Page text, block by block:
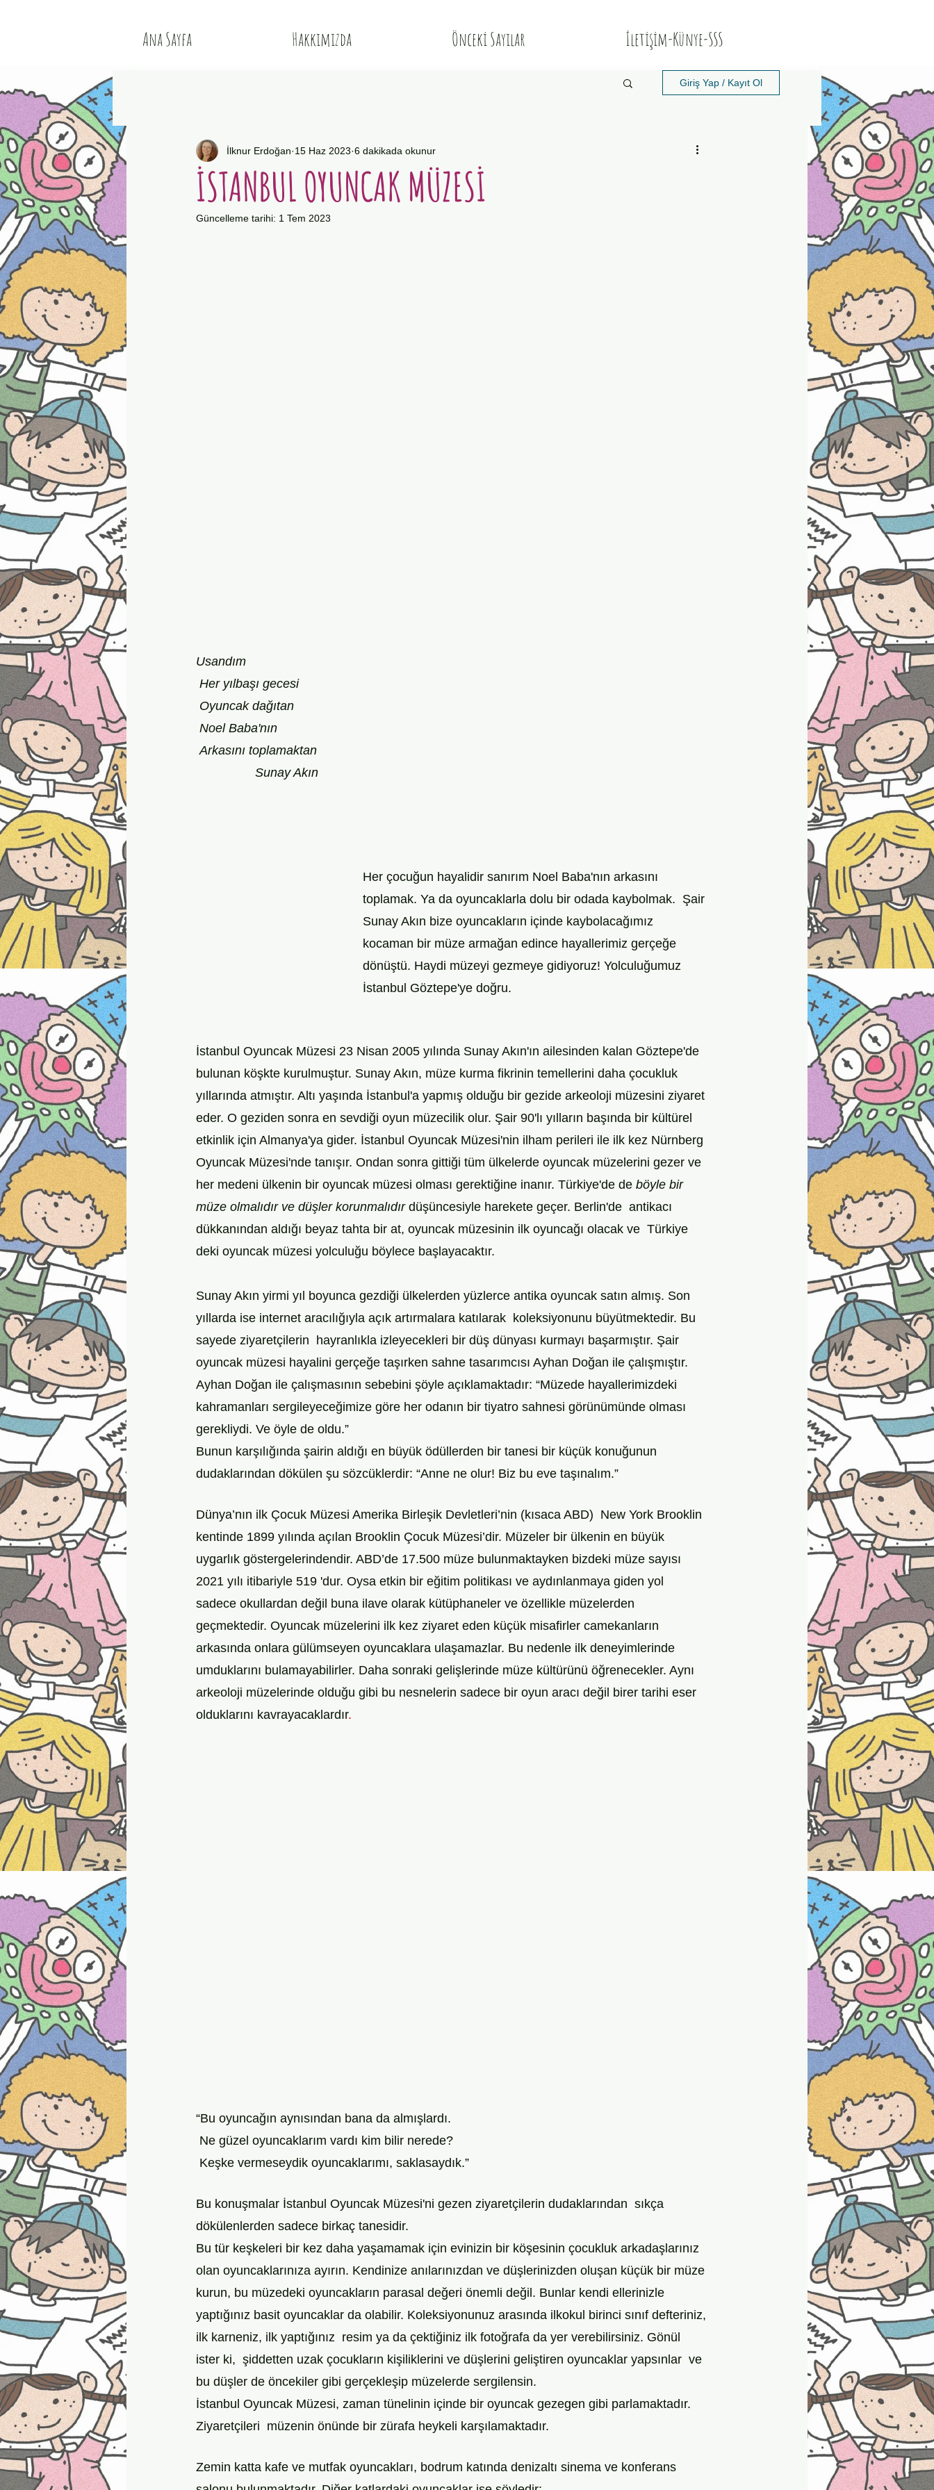
Ana Sayfa Hakkımızda Önceki Sayılar İletişim-Künye-SSS
Giriş Yap / Kayıt Ol
İSTANBUL OYUNCAK MÜZESİ
İlknur Erdoğan 15 Haz 2023 6 dakikada okunur
Güncelleme tarihi: 1 Tem 2023
Usandım
Her yılbaşı gecesi
Oyuncak dağıtan
Noel Baba'nın
Arkasını toplamaktan
                 Sunay Akın
Her çocuğun hayalidir sanırım Noel Baba'nın arkasını
toplamak. Ya da oyuncaklarla dolu bir odada kaybolmak.  Şair
Sunay Akın bize oyuncakların içinde kaybolacağımız
kocaman bir müze armağan edince hayallerimiz gerçeğe
dönüştü. Haydi müzeyi gezmeye gidiyoruz! Yolculuğumuz
İstanbul Göztepe'ye doğru.
İstanbul Oyuncak Müzesi 23 Nisan 2005 yılında Sunay Akın'ın ailesinden kalan Göztepe'de
bulunan köşkte kurulmuştur. Sunay Akın, müze kurma fikrinin temellerini daha çocukluk
yıllarında atmıştır. Altı yaşında İstanbul'a yapmış olduğu bir gezide arkeoloji müzesini ziyaret
eder. O geziden sonra en sevdiği oyun müzecilik olur. Şair 90'lı yılların başında bir kültürel
etkinlik için Almanya'ya gider. İstanbul Oyuncak Müzesi'nin ilham perileri ile ilk kez Nürnberg
Oyuncak Müzesi'nde tanışır. Ondan sonra gittiği tüm ülkelerde oyuncak müzelerini gezer ve
her medeni ülkenin bir oyuncak müzesi olması gerektiğine inanır. Türkiye'de de böyle bir
müze olmalıdır ve düşler korunmalıdır düşüncesiyle harekete geçer. Berlin'de  antikacı
dükkanından aldığı beyaz tahta bir at, oyuncak müzesinin ilk oyuncağı olacak ve  Türkiye
deki oyuncak müzesi yolculuğu böylece başlayacaktır.
Sunay Akın yirmi yıl boyunca gezdiği ülkelerden yüzlerce antika oyuncak satın almış. Son
yıllarda ise internet aracılığıyla açık artırmalara katılarak  koleksiyonunu büyütmektedir. Bu
sayede ziyaretçilerin  hayranlıkla izleyecekleri bir düş dünyası kurmayı başarmıştır. Şair
oyuncak müzesi hayalini gerçeğe taşırken sahne tasarımcısı Ayhan Doğan ile çalışmıştır.
Ayhan Doğan ile çalışmasının sebebini şöyle açıklamaktadır: “Müzede hayallerimizdeki
kahramanları sergileyeceğimize göre her odanın bir tiyatro sahnesi görünümünde olması
gerekliydi. Ve öyle de oldu.”
Bunun karşılığında şairin aldığı en büyük ödüllerden bir tanesi bir küçük konuğunun
dudaklarından dökülen şu sözcüklerdir: “Anne ne olur! Biz bu eve taşınalım.”
Dünya’nın ilk Çocuk Müzesi Amerika Birleşik Devletleri’nin (kısaca ABD)  New York Brooklin
kentinde 1899 yılında açılan Brooklin Çocuk Müzesi’dir. Müzeler bir ülkenin en büyük
uygarlık göstergelerindendir. ABD’de 17.500 müze bulunmaktayken bizdeki müze sayısı
2021 yılı itibariyle 519 'dur. Oysa etkin bir eğitim politikası ve aydınlanmaya giden yol
sadece okullardan değil buna ilave olarak kütüphaneler ve özellikle müzelerden
geçmektedir. Oyuncak müzelerini ilk kez ziyaret eden küçük misafirler camekanların
arkasında onlara gülümseyen oyuncaklara ulaşamazlar. Bu nedenle ilk deneyimlerinde
umduklarını bulamayabilirler. Daha sonraki gelişlerinde müze kültürünü öğrenecekler. Aynı
arkeoloji müzelerinde olduğu gibi bu nesnelerin sadece bir oyun aracı değil birer tarihi eser
olduklarını kavrayacaklardır.
“Bu oyuncağın aynısından bana da almışlardı.
Ne güzel oyuncaklarım vardı kim bilir nerede?
Keşke vermeseydik oyuncaklarımı, saklasaydık.”
Bu konuşmalar İstanbul Oyuncak Müzesi'ni gezen ziyaretçilerin dudaklarından  sıkça
dökülenlerden sadece birkaç tanesidir.
Bu tür keşkeleri bir kez daha yaşamamak için evinizin bir köşesinin çocukluk arkadaşlarınız
olan oyuncaklarınıza ayırın. Kendinize anılarınızdan ve düşlerinizden oluşan küçük bir müze
kurun, bu müzedeki oyuncakların parasal değeri önemli değil. Bunlar kendi ellerinizle
yaptığınız basit oyuncaklar da olabilir. Koleksiyonunuz arasında ilkokul birinci sınıf defteriniz,
ilk karneniz, ilk yaptığınız  resim ya da çektiğiniz ilk fotoğrafa da yer verebilirsiniz. Gönül
ister ki,  şiddetten uzak çocukların kişiliklerini ve düşlerini geliştiren oyuncaklar yapsınlar  ve
bu düşler de öncekiler gibi gerçekleşip müzelerde sergilensin.
İstanbul Oyuncak Müzesi, zaman tünelinin içinde bir oyuncak gezegen gibi parlamaktadır.
Ziyaretçileri  müzenin önünde bir zürafa heykeli karşılamaktadır.
Zemin katta kafe ve mutfak oyuncakları, bodrum katında denizaltı sinema ve konferans